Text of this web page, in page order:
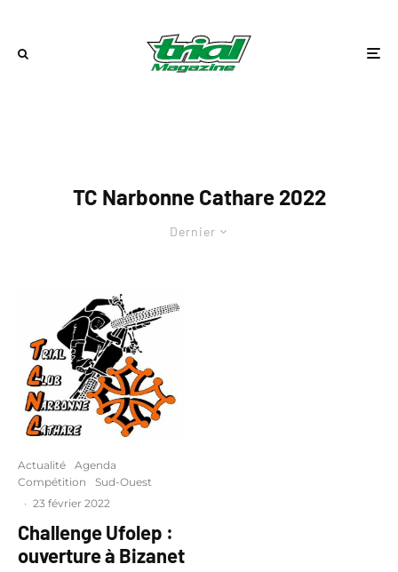
TC Narbonne Cathare 2022
Dernier
Actualité
Agenda
Compétition
Sud-Ouest
· 23 février 2022
Challenge Ufolep :
ouverture à Bizanet